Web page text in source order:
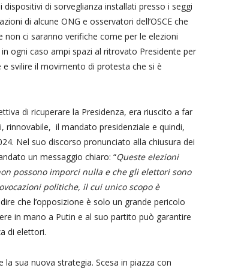
di sorveglianza installati presso i seggi
di alcune ONG e osservatori dell’OSCE che
ci saranno verifiche come per le elezioni
ogni caso ampi spazi al ritrovato Presidente per
svilire il movimento di protesta che si è
di ricuperare la Presidenza, era riuscito a far
il mandato presidenziale e quindi,
Nel suo discorso pronunciato alla chiusura dei
un messaggio chiaro: “Queste elezioni
possono imporci nulla e che gli elettori sono
politiche, il cui unico scopo è
che l’opposizione è solo un grande pericolo
in mano a Putin e al suo partito può garantire
di elettori.
sua nuova strategia. Scesa in piazza con